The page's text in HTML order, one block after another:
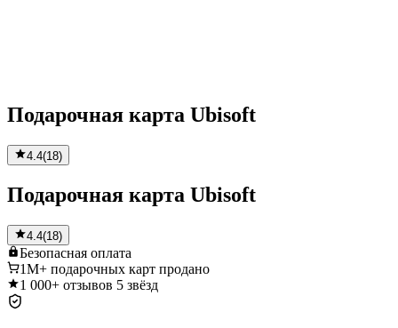
Подарочная карта Ubisoft
4.4(18)
Подарочная карта Ubisoft
4.4(18)
Безопасная оплата
1M+ подарочных карт продано
1 000+ отзывов 5 звёзд